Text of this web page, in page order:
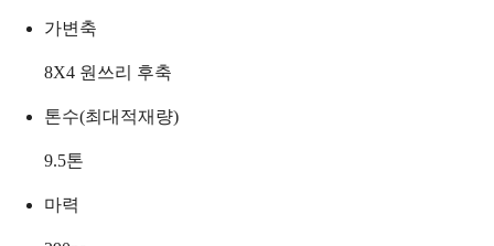
가변축
8X4 원쓰리 후축
톤수(최대적재량)
9.5톤
마력